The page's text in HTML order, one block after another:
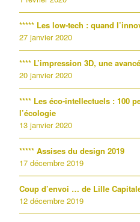
***** Les low-tech : quand
27 janvier 2020
**** L’impression 3D, une
20 janvier 2020
**** Les éco-intellectuels : 100
l’écologie
13 janvier 2020
***** Assises du design 2019
17 décembre 2019
Coup d’envoi … de Lille
12 décembre 2019